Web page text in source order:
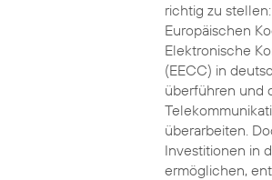
richtig zu
Europäischen
Elektronische
(EECC) in
überführen und
überarbeiten.
Investitionen in
ermöglichen,